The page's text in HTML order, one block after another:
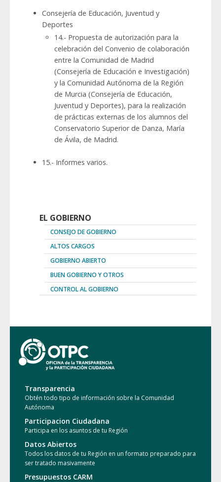
Consejería de Educación, Juventud y
Deportes
14.- Propuesta de autorización para la
celebración del Convenio de colaboración
entre la Comunidad de Madrid
(Consejería de Educación e Investigación)
y la Comunidad Autónoma de la Región
de Murcia (Consejería de Educación,
Juventud y Deportes), para la realización
de prácticas externas de los alumnos del
Conservatorio Superior de Danza, María
de Ávila, de Madrid.
15.- Informes varios.
EL GOBIERNO
CONSEJO DE GOBIERNO
ALTOS CARGOS
GOBIERNO ABIERTO
BUEN GOBIERNO Y OTROS
CONTROL AL GOBIERNO
Transparencia
Obtén todo tipo de información sobre la Comunidad
Autónoma
Participacion Ciudadana
Participa en los asuntos de tu Región
Datos Abiertos
Todos los datos de tu Región en un formato preparado para
ser tratado masivamente
Presupuestos CARM